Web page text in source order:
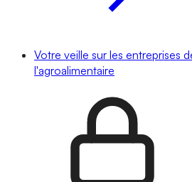
Votre veille sur les entreprises
l'agroalimentaire